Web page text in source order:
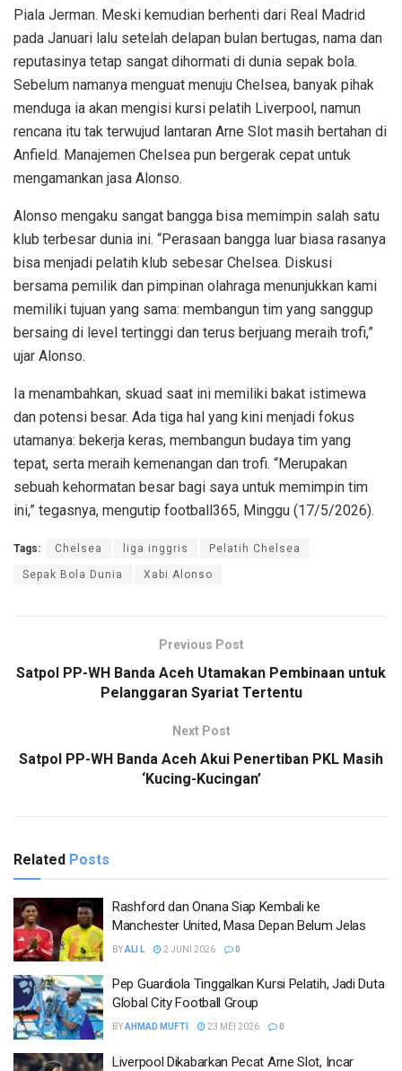
Piala Jerman. Meski kemudian berhenti dari Real Madrid
pada Januari lalu setelah delapan bulan bertugas, nama dan
reputasinya tetap sangat dihormati di dunia sepak bola.
Sebelum namanya menguat menuju Chelsea, banyak pihak
menduga ia akan mengisi kursi pelatih Liverpool, namun
rencana itu tak terwujud lantaran Arne Slot masih bertahan di
Anfield. Manajemen Chelsea pun bergerak cepat untuk
mengamankan jasa Alonso.
Alonso mengaku sangat bangga bisa memimpin salah satu
klub terbesar dunia ini. “Perasaan bangga luar biasa rasanya
bisa menjadi pelatih klub sebesar Chelsea. Diskusi
bersama pemilik dan pimpinan olahraga menunjukkan kami
memiliki tujuan yang sama: membangun tim yang sanggup
bersaing di level tertinggi dan terus berjuang meraih trofi,”
ujar Alonso.
Ia menambahkan, skuad saat ini memiliki bakat istimewa
dan potensi besar. Ada tiga hal yang kini menjadi fokus
utamanya: bekerja keras, membangun budaya tim yang
tepat, serta meraih kemenangan dan trofi. “Merupakan
sebuah kehormatan besar bagi saya untuk memimpin tim
ini,” tegasnya, mengutip football365, Minggu (17/5/2026).
Tags: Chelsea liga inggris Pelatih Chelsea
Sepak Bola Dunia Xabi Alonso
Previous Post
Satpol PP-WH Banda Aceh Utamakan Pembinaan untuk
Pelanggaran Syariat Tertentu
Next Post
Satpol PP-WH Banda Aceh Akui Penertiban PKL Masih
‘Kucing-Kucingan’
Related Posts
Rashford dan Onana Siap Kembali ke
Manchester United, Masa Depan Belum Jelas
BYALI L 2 JUNI 2026 0
Pep Guardiola Tinggalkan Kursi Pelatih, Jadi Duta
Global City Football Group
BYAHMAD MUFTI 23 MEI 2026 0
Liverpool Dikabarkan Pecat Arne Slot, Incar